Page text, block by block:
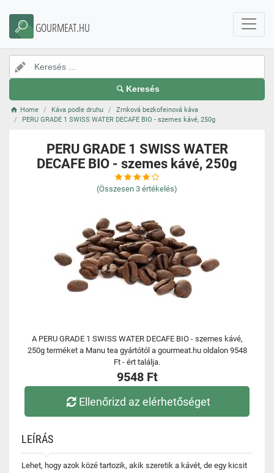
GOURMEAT.HU
Keresés
Home Káva podle druhu
Zrnková bezkofeinová káva
PERU GRADE 1 SWISS WATER DECAFE BIO - szemes kávé, 250g
PERU GRADE 1 SWISS WATER
DECAFE BIO - szemes kávé, 250g
(Összesen 3 értékelés)
A PERU GRADE 1 SWISS WATER DECAFE BIO - szemes kávé,
250g terméket a Manu tea gyártótól a gourmeat.hu oldalon 9548
Ft - ért találja.
9548 Ft
Ellenőrizd az elérhetőséget
LEÍRÁS
Lehet, hogy azok közé tartozik, akik szeretik a kávét, de egy kicsit